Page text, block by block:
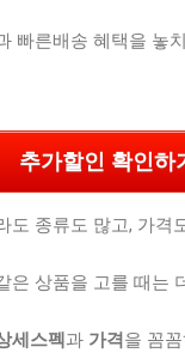
빠른배송 혜택을 놓
추가할인 확인하
도 종류도 많고, 가격
은 상품을 고를 때는
세스펙 과 가격 을 꼼